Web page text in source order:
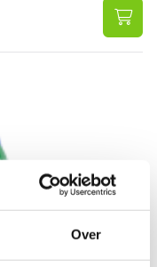
Over